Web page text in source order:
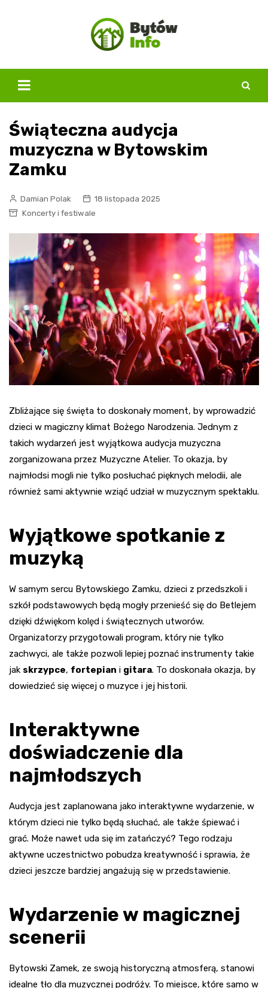
Świąteczna audycja
muzyczna w Bytowskim
Zamku
Damian Polak
18 listopada 2025
Koncerty i festiwale
Zbliżające się święta to doskonały moment, by wprowadzić
dzieci w magiczny klimat Bożego Narodzenia. Jednym z
takich wydarzeń jest wyjątkowa audycja muzyczna
zorganizowana przez Muzyczne Atelier. To okazja, by
najmłodsi mogli nie tylko posłuchać pięknych melodii, ale
również sami aktywnie wziąć udział w muzycznym spektaklu.
Wyjątkowe spotkanie z
muzyką
W samym sercu Bytowskiego Zamku, dzieci z przedszkoli i
szkół podstawowych będą mogły przenieść się do Betlejem
dzięki dźwiękom kolęd i świątecznych utworów.
Organizatorzy przygotowali program, który nie tylko
zachwyci, ale także pozwoli lepiej poznać instrumenty takie
jak skrzypce, fortepian i gitara. To doskonała okazja, by
dowiedzieć się więcej o muzyce i jej historii.
Interaktywne
doświadczenie dla
najmłodszych
Audycja jest zaplanowana jako interaktywne wydarzenie, w
którym dzieci nie tylko będą słuchać, ale także śpiewać i
grać. Może nawet uda się im zatańczyć? Tego rodzaju
aktywne uczestnictwo pobudza kreatywność i sprawia, że
dzieci jeszcze bardziej angażują się w przedstawienie.
Wydarzenie w magicznej
scenerii
Bytowski Zamek, ze swoją historyczną atmosferą, stanowi
idealne tło dla muzycznej podróży. To miejsce, które samo w